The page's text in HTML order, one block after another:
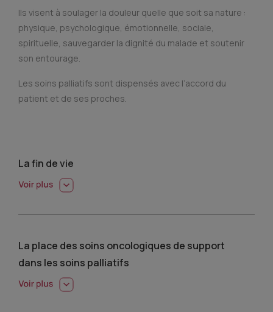
Ils visent à soulager la douleur quelle que soit sa nature :
physique, psychologique, émotionnelle, sociale,
spirituelle, sauvegarder la dignité du malade et soutenir
son entourage.
Les soins palliatifs sont dispensés avec l’accord du
patient et de ses proches.
La fin de vie
La place des soins oncologiques de support
dans les soins palliatifs